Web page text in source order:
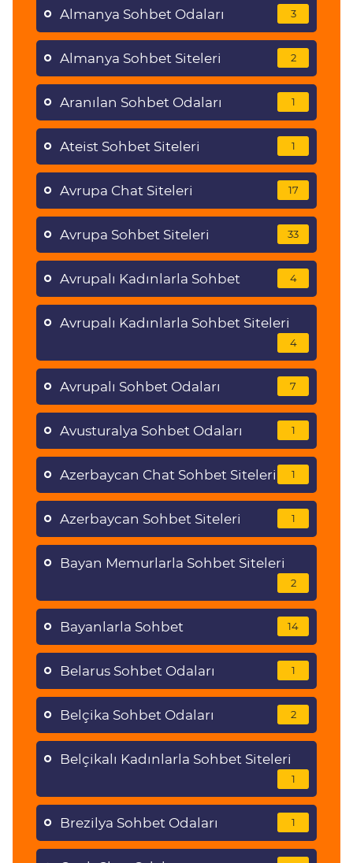
Almanya Sohbet Odaları 3
Almanya Sohbet Siteleri 2
Aranılan Sohbet Odaları 1
Ateist Sohbet Siteleri 1
Avrupa Chat Siteleri 17
Avrupa Sohbet Siteleri 33
Avrupalı Kadınlarla Sohbet 4
Avrupalı Kadınlarla Sohbet Siteleri
4
Avrupalı Sohbet Odaları 7
Avusturalya Sohbet Odaları 1
Azerbaycan Chat Sohbet Siteleri 1
Azerbaycan Sohbet Siteleri 1
Bayan Memurlarla Sohbet Siteleri
2
Bayanlarla Sohbet 14
Belarus Sohbet Odaları 1
Belçika Sohbet Odaları 2
Belçikalı Kadınlarla Sohbet Siteleri
1
Brezilya Sohbet Odaları 1